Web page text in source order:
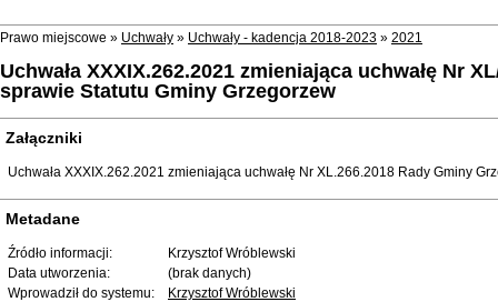
Prawo miejscowe » Uchwały » Uchwały - kadencja 2018-2023 » 2021
Uchwała XXXIX.262.2021 zmieniająca uchwałę Nr
sprawie Statutu Gminy Grzegorzew
Załączniki
Uchwała XXXIX.262.2021 zmieniająca uchwałę Nr XL.266.2018 Rady Gminy
Metadane
Źródło informacji:
Krzysztof Wróblewski
Data utworzenia:
(brak danych)
Wprowadził do systemu:
Krzysztof Wróblewski